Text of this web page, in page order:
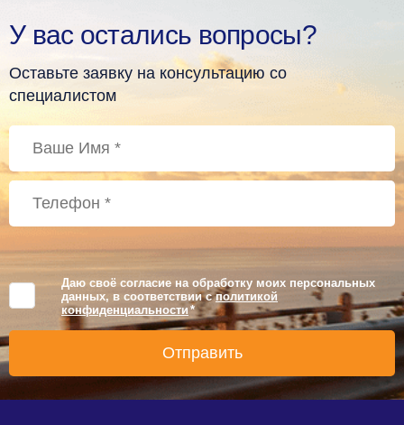
У вас остались вопросы?
Оставьте заявку на консультацию со
специалистом
Даю своё согласие на обработку моих персональных
данных, в соответствии сполитикой
конфиденциальности *